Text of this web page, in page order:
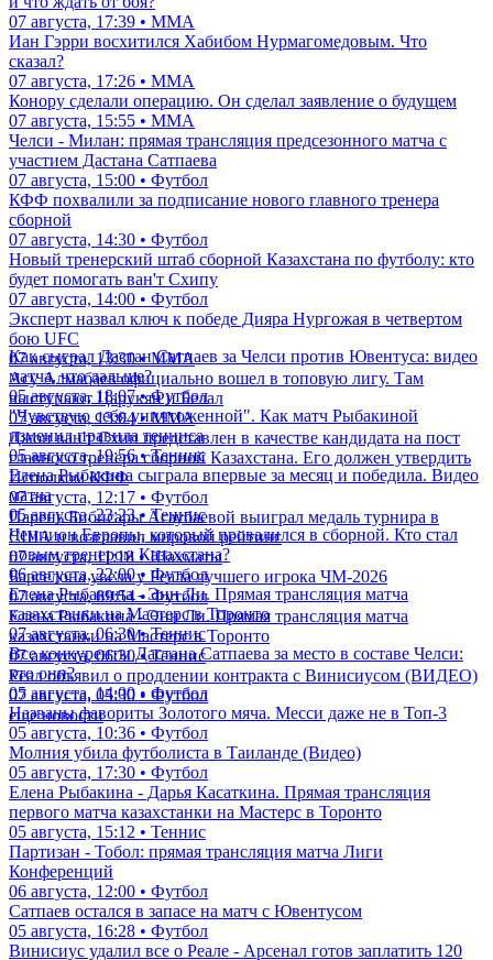
07 августа, 17:39 • ММА
Иан Гэрри восхитился Хабибом Нурмагомедовым. Что
сказал?
07 августа, 17:26 • ММА
Конору сделали операцию. Он сделал заявление о будущем
07 августа, 15:55 • ММА
Челси - Милан: прямая трансляция предсезонного матча с
участием Дастана Сатпаева
07 августа, 15:00 • Футбол
КФФ похвалили за подписание нового главного тренера
сборной
07 августа, 14:30 • Футбол
Новый тренерский штаб сборной Казахстана по футболу: кто
будет помогать ван'т Схипу
07 августа, 14:00 • Футбол
Эксперт назвал ключ к победе Дияра Нургожая в четвертом
бою UFC
07 августа, 13:30 • ММА
Асу Алмабаев официально вошел в топовую лигу. Там
выступают Царукян и Белал
07 августа, 13:04 • ММА
Джон ван'т Схип представлен в качестве кандидата на пост
главного тренера сборной Казахстана. Его должен утвердить
Исполком КФФ
07 августа, 12:17 • Футбол
Парень Бибисары Асаубаевой выиграл медаль турнира в
США и возглавил мировой рейтинг
07 августа, 11:18 • Шахматы
Барселона увела у Реала лучшего игрока ЧМ-2026
07 августа, 09:54 • Футбол
Елена Рыбакина - Энн Ли. Прямая трансляция матча
казахстанки на Мастерс в Торонто
07 августа, 06:30 • Теннис
Реал объявил о продлении контракта с Винисиусом (ВИДЕО)
07 августа, 05:30 • Футбол
еще новости
Как сыграл Дастан Сатпаев за Челси против Ювентуса: видео
матча, что дальше?
05 августа, 18:07 • Футбол
"Чувствую себя уничтоженной". Как матч Рыбакиной
изменил правила тенниса
05 августа, 19:56 • Теннис
Елена Рыбакина сыграла впервые за месяц и победила. Видео
матча
05 августа, 23:23 • Теннис
Чемпион Европы, который провалился в сборной. Кто стал
новым тренером Казахстана?
06 августа, 22:00 • Футбол
Елена Рыбакина - Энн Ли. Прямая трансляция матча
казахстанки на Мастерс в Торонто
07 августа, 06:30 • Теннис
Все конкуренты Дастана Сатпаева за место в составе Челси:
кто они?
05 августа, 14:00 • Футбол
Названы фавориты Золотого мяча. Месси даже не в Топ-3
05 августа, 10:36 • Футбол
Молния убила футболиста в Таиланде (Видео)
05 августа, 17:30 • Футбол
Елена Рыбакина - Дарья Касаткина. Прямая трансляция
первого матча казахстанки на Мастерс в Торонто
05 августа, 15:12 • Теннис
Партизан - Тобол: прямая трансляция матча Лиги
Конференций
06 августа, 12:00 • Футбол
Сатпаев остался в запасе на матч с Ювентусом
05 августа, 16:28 • Футбол
Винисиус удалил все о Реале - Арсенал готов заплатить 120